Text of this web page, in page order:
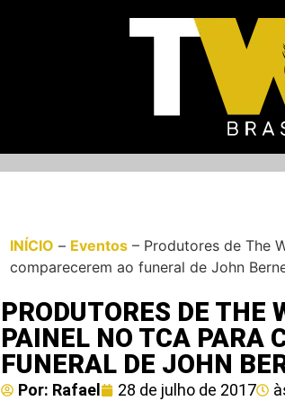
INÍCIO – Eventos – Produtores de The
comparecerem ao funeral de John
PRODUTORES DE THE
PAINEL NO TCA PARA
FUNERAL DE JOHN
Por: Rafael 28 de julho de 2017